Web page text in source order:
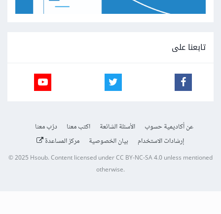
تابعنا على
عن أكاديمية حسوب الأسئلة الشائعة اكتب معنا
درّب معنا
إرشادات الاستخدام
بيان الخصوصية مركز المساعدة
© 2025 Hsoub.Content licensed underCC BY-NC-SA 4.0unless mentioned
otherwise.